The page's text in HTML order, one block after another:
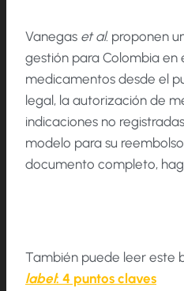
Vanegas et al. proponen
gestión para Colombia en
medicamentos desde el
legal, la autorización de
indicaciones no
modelo para su
documento completo,
También puede leer este
label: 4 puntos claves